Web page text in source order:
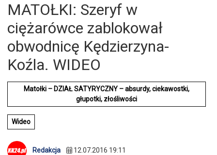
MATOŁKI: Szeryf w
ciężarówce zablokował
obwodnicę Kędzierzyna-
Koźla. WIDEO
Matołki – DZIAŁ SATYRYCZNY – absurdy, ciekawostki,
głupotki, złośliwości
Wideo
Redakcja 12.07.2016 19:11